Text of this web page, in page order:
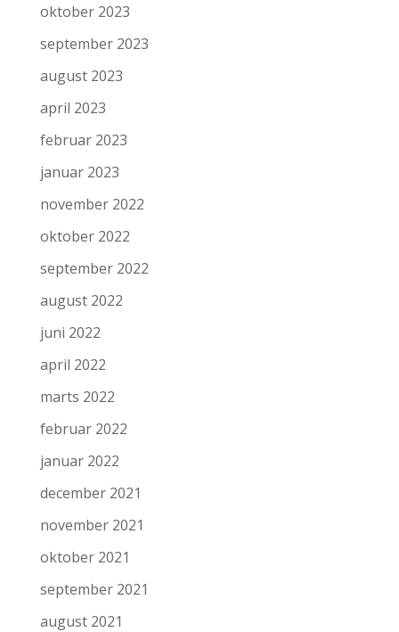
oktober 2023
september 2023
august 2023
april 2023
februar 2023
januar 2023
november 2022
oktober 2022
september 2022
august 2022
juni 2022
april 2022
marts 2022
februar 2022
januar 2022
december 2021
november 2021
oktober 2021
september 2021
august 2021